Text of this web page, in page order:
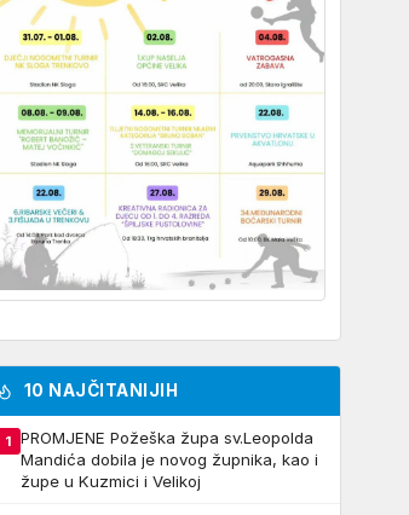
10 NAJČITANIJIH
1
PROMJENE Požeška župa sv.Leopolda
Mandića dobila je novog župnika, kao i
župe u Kuzmici i Velikoj